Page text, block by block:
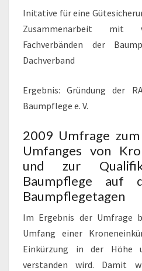
Initative für eine
Zusammenarbeit mit
Fachverbänden der
Dachverband
Ergebnis: Gründung der
Baumpflege e. V.
2009 Umfrage
Umfanges von
und zur
Baumpflege auf
Baumpflegetagen
Im Ergebnis der Umfrage
Umfang einer
Einkürzung in der Höhe
verstanden wird. Damit